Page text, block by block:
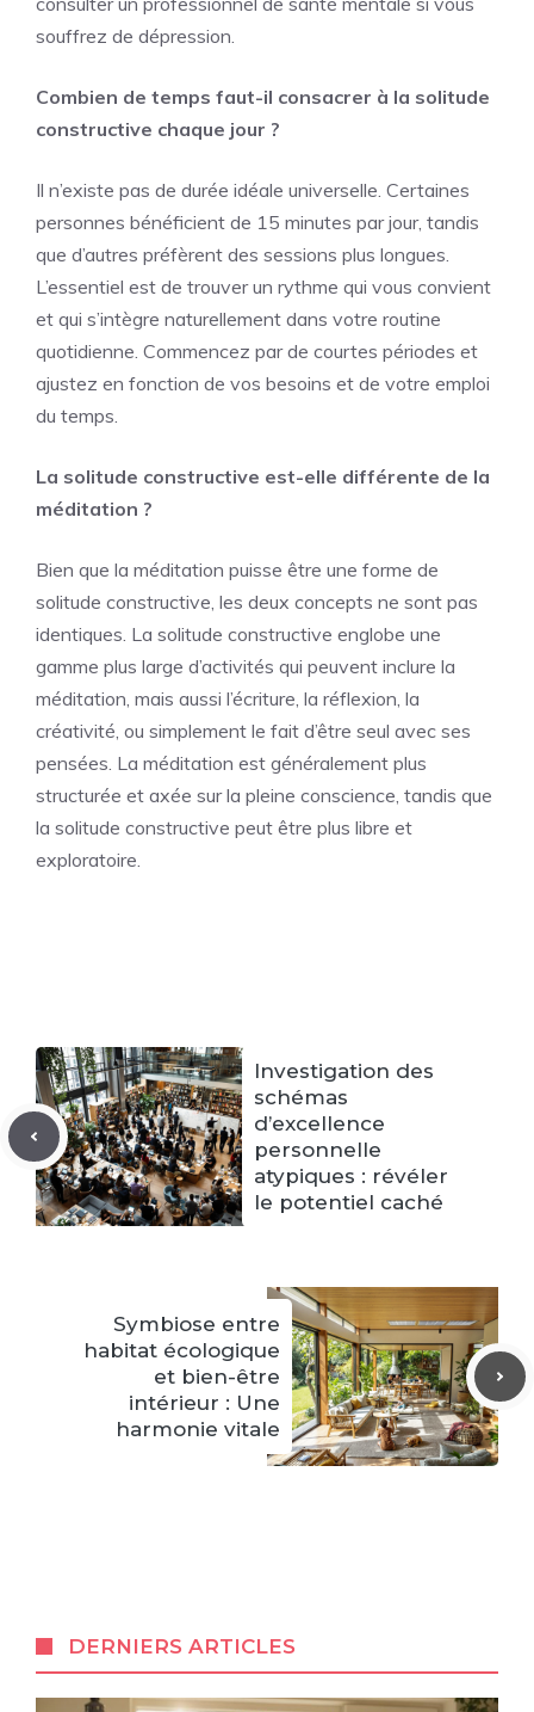
souffrez de dépression.
Combien de temps faut-il consacrer à la solitude
constructive chaque jour ?
Il n’existe pas de durée idéale universelle. Certaines
personnes bénéficient de 15 minutes par jour, tandis
que d’autres préfèrent des sessions plus longues.
L’essentiel est de trouver un rythme qui vous convient
et qui s’intègre naturellement dans votre routine
quotidienne. Commencez par de courtes périodes et
ajustez en fonction de vos besoins et de votre emploi
du temps.
La solitude constructive est-elle différente de la
méditation ?
Bien que la méditation puisse être une forme de
solitude constructive, les deux concepts ne sont pas
identiques. La solitude constructive englobe une
gamme plus large d’activités qui peuvent inclure la
méditation, mais aussi l’écriture, la réflexion, la
créativité, ou simplement le fait d’être seul avec ses
pensées. La méditation est généralement plus
structurée et axée sur la pleine conscience, tandis que
la solitude constructive peut être plus libre et
exploratoire.
Investigation des
schémas
d’excellence
personnelle
atypiques : révéler
le potentiel caché
Symbiose entre
habitat écologique
et bien-être
intérieur : Une
harmonie vitale
DERNIERS ARTICLES